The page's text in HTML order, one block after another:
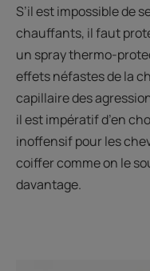
S’il est impossible de
chauffants, il faut
un spray thermo-
effets néfastes de la
capillaire des
il est impératif d’en
inoffensif pour les
coiffer comme on le
davantage.